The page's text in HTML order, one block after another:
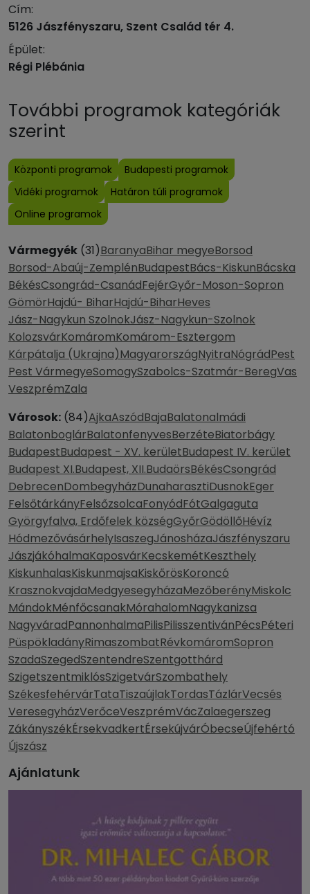
Cím:
5126 Jászfényszaru, Szent Család tér 4.
Épület:
Régi Plébánia
További programok kategóriák
szerint
Központi programok
Budapesti programok
Vidéki programok
Határon túli programok
Online programok
Vármegyék (31)BaranyaBihar megyeBorsod
Borsod-Abaúj-ZemplénBudapestBács-KiskunBácska
BékésCsongrád-CsanádFejérGyőr-Moson-Sopron
GömörHajdú- BiharHajdú-BiharHeves
Jász-Nagykun SzolnokJász-Nagykun-Szolnok
KolozsvárKomáromKomárom-Esztergom
Kárpátalja (Ukrajna)MagyarországNyitraNógrádPest
Pest VármegyeSomogySzabolcs-Szatmár-BeregVas
VeszprémZala
Városok: (84)AjkaAszódBajaBalatonalmádi
BalatonboglárBalatonfenyvesBerzéteBiatorbágy
BudapestBudapest - XV. kerületBudapest IV. kerület
Budapest XI.Budapest, XII.BudaörsBékésCsongrád
DebrecenDombegyházDunaharasztiDusnokEger
FelsőtárkányFelsőzsolcaFonyódFótGalgaguta
Györgyfalva, Erdőfelek községGyőrGödöllőHévíz
HódmezővásárhelyIsaszegJánosházaJászfényszaru
JászjákóhalmaKaposvárKecskemétKeszthely
KiskunhalasKiskunmajsaKiskőrösKoroncó
KrasznokvajdaMedgyesegyházaMezőberényMiskolc
MándokMénfőcsanakMórahalomNagykanizsa
NagyváradPannonhalmaPilisPilisszentivánPécsPéteri
PüspökladányRimaszombatRévkomáromSopron
SzadaSzegedSzentendreSzentgotthárd
SzigetszentmiklósSzigetvárSzombathely
SzékesfehérvárTataTiszaújlakTordasTázlárVecsés
VeresegyházVerőceVeszprémVácZalaegerszeg
ZákányszékÉrsekvadkertÉrsekújvárÓbecseÚjfehértó
Újszász
Ajánlatunk